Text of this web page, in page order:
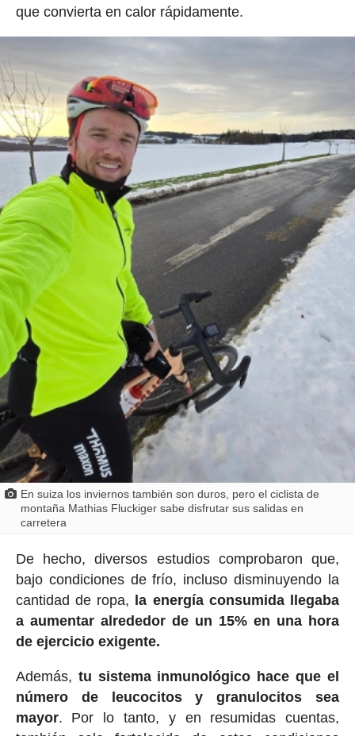
que convierta en calor rápidamente.
En suiza los inviernos también son duros, pero el ciclista de
montaña Mathias Fluckiger sabe disfrutar sus salidas en
carretera
De hecho, diversos estudios comprobaron que,
bajo condiciones de frío, incluso disminuyendo la
cantidad de ropa, la energía consumida llegaba
a aumentar alrededor de un 15% en una hora
de ejercicio exigente.
Además, tu sistema inmunológico hace que el
número de leucocitos y granulocitos sea
mayor. Por lo tanto, y en resumidas cuentas,